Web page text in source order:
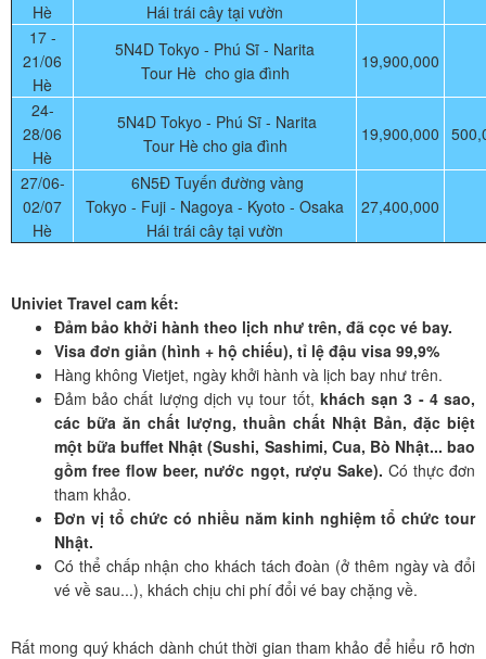
Hè
Hái trái cây tại vườn
17 -
21/06
Hè
5N4D Tokyo - Phú Sĩ - Narita
Tour Hè cho gia đình
19,900,000
24-
28/06
Hè
5N4D Tokyo - Phú Sĩ - Narita
Tour Hè cho gia đình
19,900,000
27/06-
02/07
Hè
6N5Đ Tuyến đường vàng
Tokyo - Fuji - Nagoya - Kyoto - Osaka
Hái trái cây tại vườn
27,400,000
Univiet Travel cam kết:
Đảm bảo khởi hành theo lịch như trên, đã cọc vé bay.
Visa đơn giản (hình + hộ chiếu), tỉ lệ đậu visa 99,9%
Hàng không Vietjet, ngày khởi hành và lịch bay như trên.
Đảm bảo chất lượng dịch vụ tour tốt, khách sạn 3 - 4 sao,
các bữa ăn chất lượng, thuần chất Nhật Bản, đặc biệt
một bữa buffet Nhật (Sushi, Sashimi, Cua, Bò Nhật... bao
gồm free flow beer, nước ngọt, rượu Sake). Có thực đơn
tham khảo.
Đơn vị tổ chức có nhiều năm kinh nghiệm tổ chức tour
Nhật.
Có thể chấp nhận cho khách tách đoàn (ở thêm ngày và đổi
vé về sau...), khách chịu chi phí đổi vé bay chặng về.
Rất mong quý khách dành chút thời gian tham khảo để hiểu rõ hơn